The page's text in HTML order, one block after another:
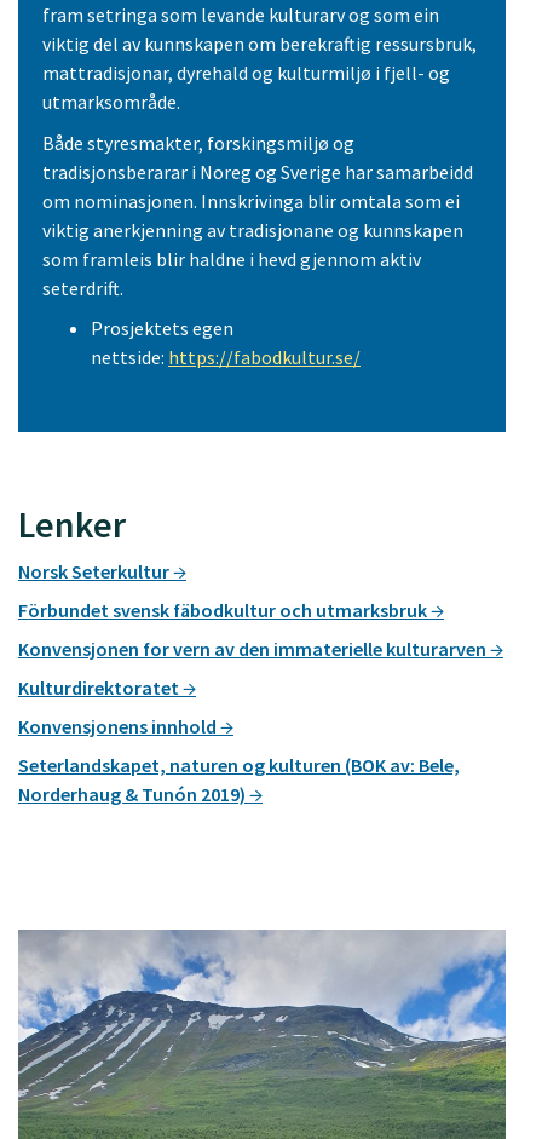
fram setringa som levande kulturarv og som ein
viktig del av kunnskapen om berekraftig ressursbruk,
mattradisjonar, dyrehald og kulturmiljø i fjell- og
utmarksområde.
Både styresmakter, forskingsmiljø og
tradisjonsberarar i Noreg og Sverige har samarbeidd
om nominasjonen. Innskrivinga blir omtala som ei
viktig anerkjenning av tradisjonane og kunnskapen
som framleis blir haldne i hevd gjennom aktiv
seterdrift.
Prosjektets egen
nettside: https://fabodkultur.se/
Lenker
Norsk Seterkultur
Förbundet svensk fäbodkultur och utmarksbruk
Konvensjonen for vern av den immaterielle kulturarven
Kulturdirektoratet
Konvensjonens innhold
Seterlandskapet, naturen og kulturen (BOK av: Bele,
Norderhaug & Tunón 2019)